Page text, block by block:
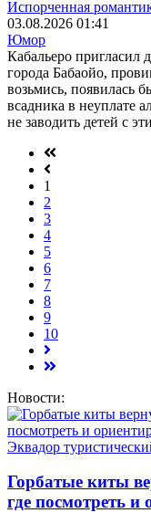
Испорченная
03.08.2026 01:41
Юмор
Кабальеро пригласил
города Бабаойо,
возьмись, появилась
всадника в неуплате
не заводить детей с
1
2
3
4
5
6
7
8
9
10
Новости:
Эквадор
Горбатые киты
где посмотреть